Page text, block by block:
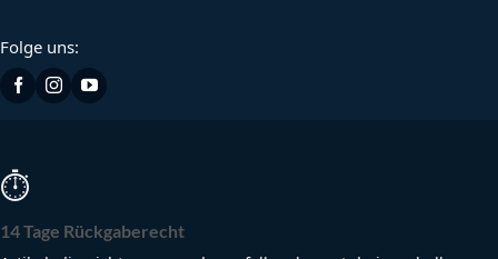
Folge uns:
⏱
14 Tage Rückgaberecht